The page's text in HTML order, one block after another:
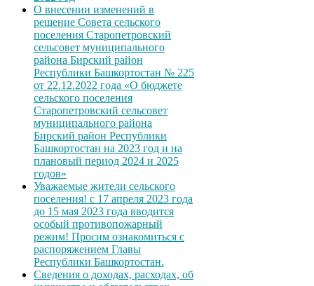
О внесении изменений в
решение Совета сельского
поселения Старопетровский
сельсовет муниципального
района Бирский район
Республики Башкортостан № 225
от 22.12.2022 года «О бюджете
сельского поселения
Старопетровский сельсовет
муниципального района
Бирский район Республики
Башкортостан на 2023 год и на
плановый период 2024 и 2025
годов»
Уважаемые жители сельского
поселения! с 17 апреля 2023 года
до 15 мая 2023 года вводится
особый противопожарный
режим! Просим ознакомиться с
распоряжением Главы
Республики Башкортостан.
Сведения о доходах, расходах, об